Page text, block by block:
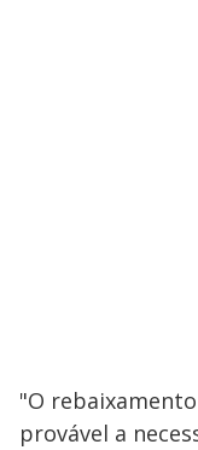
"O
provável a